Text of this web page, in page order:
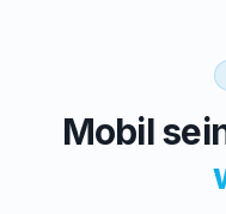
Mobil